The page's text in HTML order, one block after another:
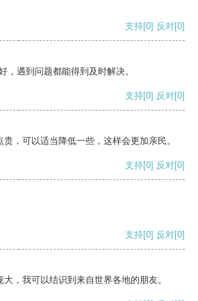
支持[0] 反对[0]
，遇到问题都能得到及时解决。
支持[0] 反对[0]
，可以适当降低一些，这样会更加亲民。
支持[0] 反对[0]
支持[0] 反对[0]
，我可以结识到来自世界各地的朋友。